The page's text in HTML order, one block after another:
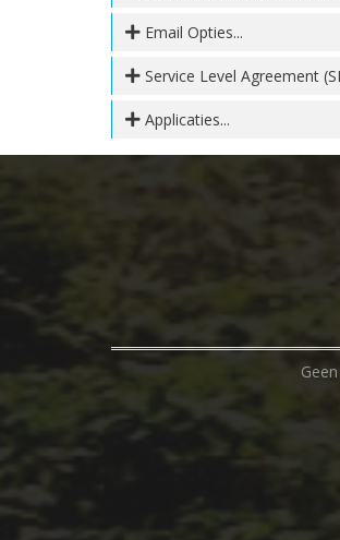
Email Opties...
Service Level Agreement
Applicaties...